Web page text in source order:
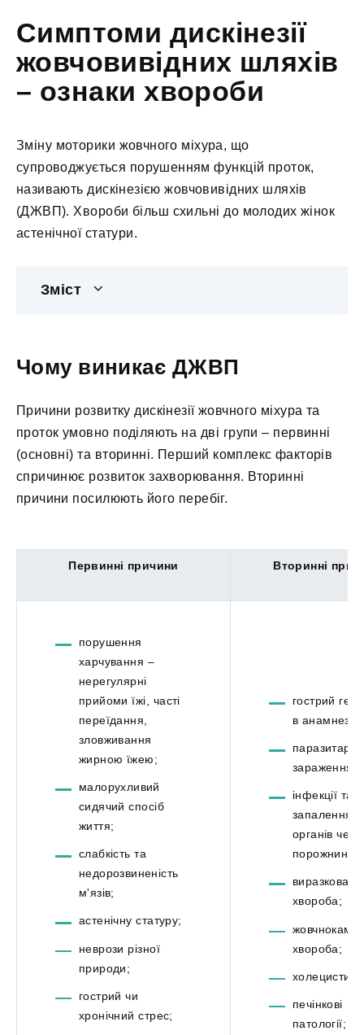
Симптоми дискінезії
жовчовивідних шляхів
– ознаки хвороби
Зміну моторики жовчного міхура, що
супроводжується порушенням функцій проток,
називають дискінезією жовчовивідних шляхів
(ДЖВП). Хвороби більш схильні до молодих жінок
астенічної статури.
Зміст
Чому виникає ДЖВП
Причини розвитку дискінезії жовчного міхура та
проток умовно поділяють на дві групи – первинні
(основні) та вторинні. Перший комплекс факторів
спричинює розвиток захворювання. Вторинні
причини посилюють його перебіг.
Первинні причини Вторинні
порушення
харчування –
нерегулярні
прийоми їжі, часті
переїдання,
зловживання
жирною їжею;
малорухливий
сидячий спосіб
життя;
слабкість та
недорозвиненість
м'язів;
астенічну статуру;
неврози різної
природи;
гострий чи
хронічний стрес;
гострий
в анамнезі;
паразитарне
зараження;
інфекції та
запалення
органів
порожнини;
виразкова
хвороба;
хвороба;
холецистит;
печінкові
патології;